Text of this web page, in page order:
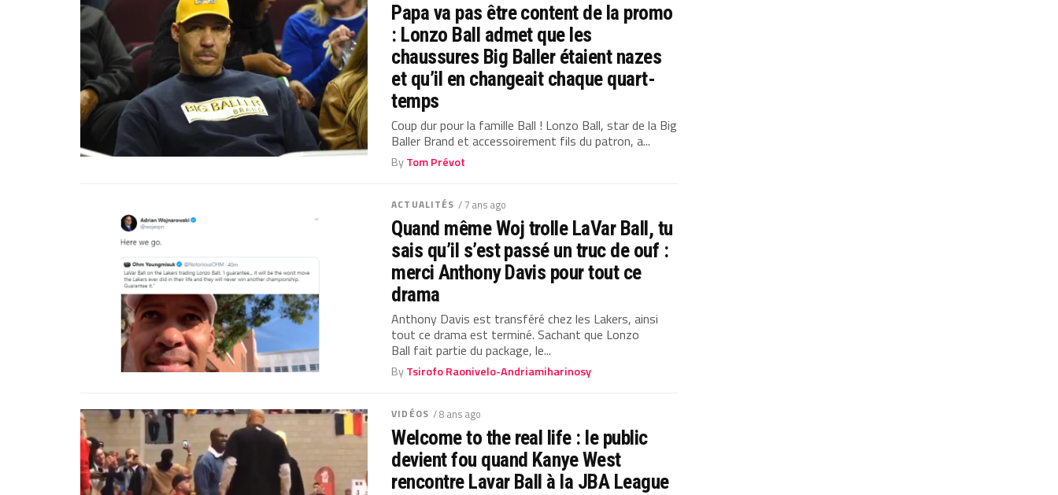
Papa va pas être content de la promo
: Lonzo Ball admet que les
chaussures Big Baller étaient nazes
et qu’il en changeait chaque quart-
temps
Coup dur pour la famille Ball ! Lonzo Ball, star de la Big
Baller Brand et accessoirement fils du patron, a...
ByTom Prévot
ACTUALITÉS / 7 ans ago
Quand même Woj trolle LaVar Ball, tu
sais qu’il s’est passé un truc de ouf :
merci Anthony Davis pour tout ce
drama
Anthony Davis est transféré chez les Lakers, ainsi
tout ce drama est terminé. Sachant que Lonzo
Ball fait partie du package, le...
ByTsirofo Raonivelo-Andriamiharinosy
VIDÉOS / 8 ans ago
Welcome to the real life : le public
devient fou quand Kanye West
rencontre Lavar Ball à la JBA League